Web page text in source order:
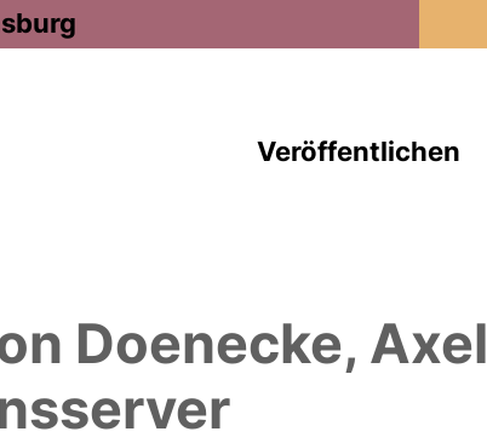
Veröffentlichen
Doenecke, Axel